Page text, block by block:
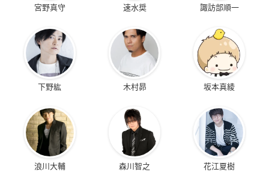
宮野真守 速水奨 諏訪部順一
下野紘 木村昴 坂本真綾
浪川大輔 森川智之 花江夏樹